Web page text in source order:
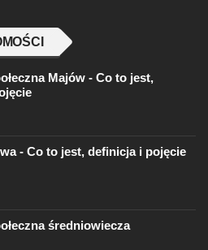
Majów - Co to jest,
- Co to jest, definicja i pojęcie
średniowiecza